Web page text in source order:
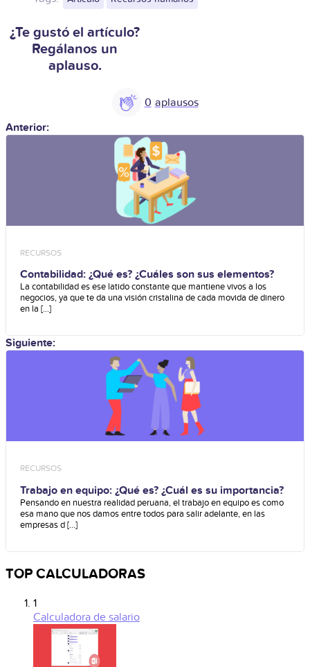
¿Te gustó el artículo?
Regálanos un
aplauso.
0
Anterior:
RECURSOS
Contabilidad: ¿Qué es? ¿Cuáles son sus elementos?
La contabilidad es ese latido constante que mantiene vivos a los
negocios, ya que te da una visión cristalina de cada movida de dinero
en la [...]
Siguiente:
RECURSOS
Trabajo en equipo: ¿Qué es? ¿Cuál es su importancia?
Pensando en nuestra realidad peruana, el trabajo en equipo es como
esa mano que nos damos entre todos para salir adelante, en las
empresas d [...]
TOP CALCULADORAS
1
Calculadora de salario